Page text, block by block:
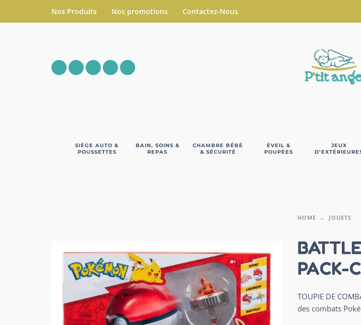
Nos Produits Nos promotions Contactez-Nous
SIÉGE AUTO &
POUSSETTES
BAIN, SOINS &
REPAS
CHAMBRE BÉBÉ
& SÉCURITÉ
ÉVEIL &
POUPÉES
JEUX
HOME JOUETS
PACK-
TOUPIE DE
des combats